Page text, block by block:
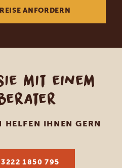
ANFORDERN
mit einem
HELFEN IHNEN GERN
1850 795